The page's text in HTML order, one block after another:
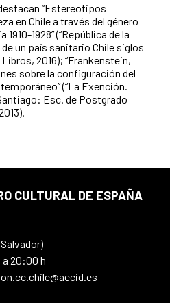
“Estereotipos
en Chile a través del género
1928” (“República de la
un país sanitario Chile siglos
2016); “Frankenstein,
sobre la configuración del
(“La Exención.
Esc. de Postgrado
CULTURAL DE ESPAÑA
a 20:00 h